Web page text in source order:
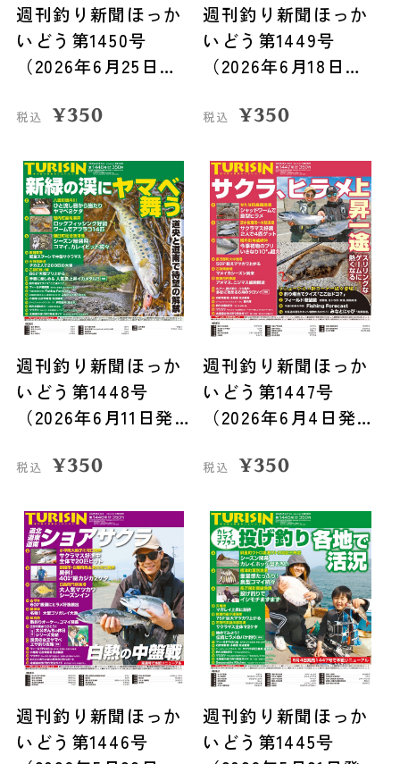
週刊釣り新聞ほっか
いどう第1450号
（2026年6月25日発
税込 ¥350
週刊釣り新聞ほっか
いどう第1449号
（2026年6月18日発
税込 ¥350
週刊釣り新聞ほっか
いどう第1448号
（2026年6月11日発
税込 ¥350
週刊釣り新聞ほっか
いどう第1447号
（2026年6月4日発
税込 ¥350
週刊釣り新聞ほっか
いどう第1446号
週刊釣り新聞ほっか
いどう第1445号